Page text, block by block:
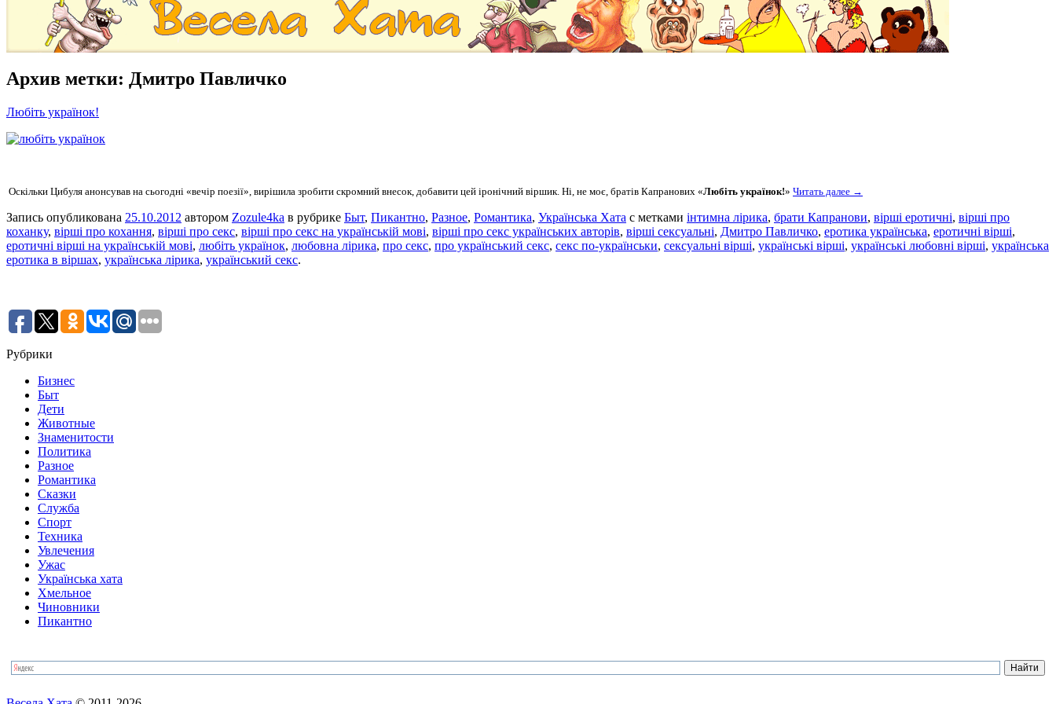
Архив метки: Дмитро Павличко
Любіть українок!
Оскільки Цибуля анонсував на сьогодні «вечір поезії», вирішила зробити скромний внесок, добавити цей іронічний віршик. Ні, не моє, братів Капранових «Любіть українок!» Читать далее →
Запись опубликована 25.10.2012 автором Zozule4ka в рубрике Быт, Пикантно, Разное, Романтика, Українська Хата с метками інтимна лірика, брати Капранови, вірші еротичні, вірші про
коханку, вірші про кохання, вірші про секс, вірші про секс на українській мові, вірші про секс українських авторів, вірші сексуальні, Дмитро Павличко, еротика українська, еротичні вірші,
еротичні вірші на українській мові, любіть українок, любовна лірика, про секс, про український секс, секс по-українськи, сексуальні вірші, українські вірші, українські любовні вірші, українська
еротика в віршах, українська лірика, український секс.
Рубрики
Бизнес
Быт
Дети
Животные
Знаменитости
Политика
Разное
Романтика
Сказки
Служба
Спорт
Техника
Увлечения
Ужас
Українська хата
Хмельное
Чиновники
Пикантно